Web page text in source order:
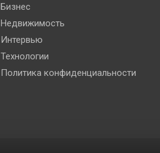
Бизнес
Недвижимость
Интервью
Технологии
Политика конфиденциальности